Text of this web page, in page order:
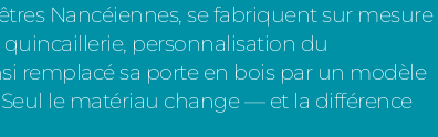
Nancéiennes, se fabriquent sur mesure
personnalisation du
remplacé sa porte en bois par un modèle
le matériau change — et la différence